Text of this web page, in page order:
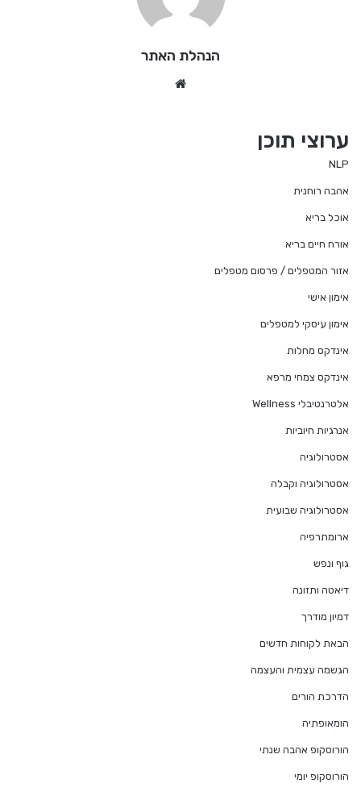
הנהלת האתר
ערוצי תוכן
NLP
אהבה רוחנית
אוכל בריא
אורח חיים בריא
אזור המטפלים / פרסום מטפלים
אימון אישי
אימון עיסקי למטפלים
אינדקס מחלות
אינדקס צמחי מרפא
אלטרנטיבלי Wellness
אנרגיות חיוביות
אסטרולוגיה
אסטרולוגיה וקבלה
אסטרולוגיה שבועית
ארומתרפיה
גוף ונפש
דיאטה ותזונה
דמיון מודרך
הבאת לקוחות חדשים
הגשמה עצמית והעצמה
הדרכת הורים
הומאופתיה
הורוסקופ אהבה שנתי
הורוסקופ יומי